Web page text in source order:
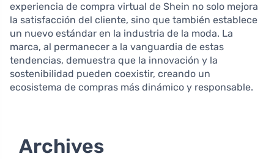
experiencia de compra virtual de Shein no solo mejora
la satisfacción del cliente, sino que también establece
un nuevo estándar en la industria de la moda. La
marca, al permanecer a la vanguardia de estas
tendencias, demuestra que la innovación y la
sostenibilidad pueden coexistir, creando un
ecosistema de compras más dinámico y responsable.
Archives